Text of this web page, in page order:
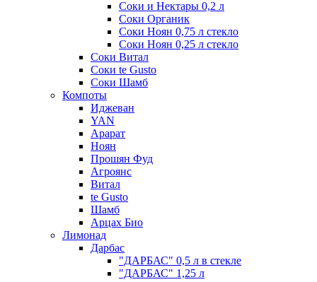
Соки и Нектары 0,2 л
Соки Органик
Соки Ноян 0,75 л стекло
Соки Ноян 0,25 л стекло
Соки Витал
Соки te Gusto
Соки Шамб
Компоты
Иджеван
YAN
Арарат
Ноян
Прошян Фуд
Агроянс
Витал
te Gusto
Шамб
Арцах Био
Лимонад
Дарбас
"ДАРБАС" 0,5 л в стекле
"ДАРБАС" 1,25 л